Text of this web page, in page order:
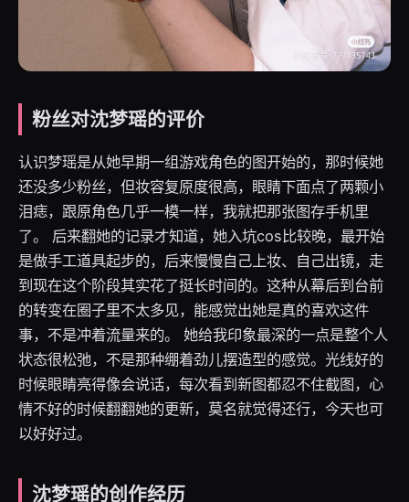
粉丝对沈梦瑶的评价
认识梦瑶是从她早期一组游戏角色的图开始的，那时候她
还没多少粉丝，但妆容复原度很高，眼睛下面点了两颗小
泪痣，跟原角色几乎一模一样，我就把那张图存手机里
了。 后来翻她的记录才知道，她入坑cos比较晚，最开始
是做手工道具起步的，后来慢慢自己上妆、自己出镜，走
到现在这个阶段其实花了挺长时间的。这种从幕后到台前
的转变在圈子里不太多见，能感觉出她是真的喜欢这件
事，不是冲着流量来的。 她给我印象最深的一点是整个人
状态很松弛，不是那种绷着劲儿摆造型的感觉。光线好的
时候眼睛亮得像会说话，每次看到新图都忍不住截图，心
情不好的时候翻翻她的更新，莫名就觉得还行，今天也可
以好好过。
沈梦瑶的创作经历